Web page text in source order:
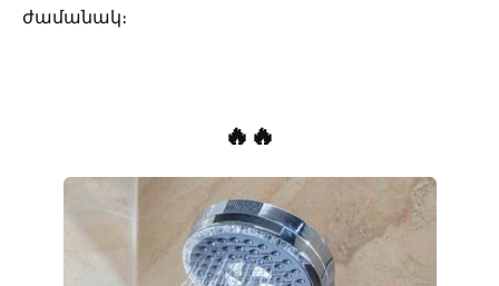
ժամանակ։
🔥🔥